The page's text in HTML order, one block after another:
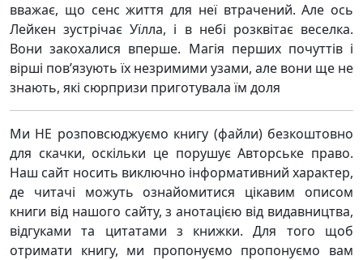
вважає, що сенс життя для неї втрачений. Але ось
Лейкен зустрічає Уїлла, і в небі розквітає веселка.
Вони закохалися вперше. Магія перших почуттів і
вірші пов’язують їх незримими узами, але вони ще не
знають, які сюрпризи приготувала їм доля
Ми НЕ розповсюджуємо книгу (файли) безкоштовно
для скачки, оскільки це порушує Авторське право.
Наш сайт носить виключно інформативний характер,
де читачі можуть ознайомитися цікавим описом
книги від нашого сайту, з анотацією від видавництва,
відгуками та цитатами з книжки. Для того щоб
отримати книгу, ми пропонуємо пропонуємо вам